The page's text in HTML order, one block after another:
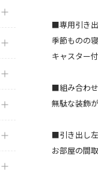
■専用引き
季節ものの
キャスター
■組み合わ
無駄な装飾
■引き出し
お部屋の間